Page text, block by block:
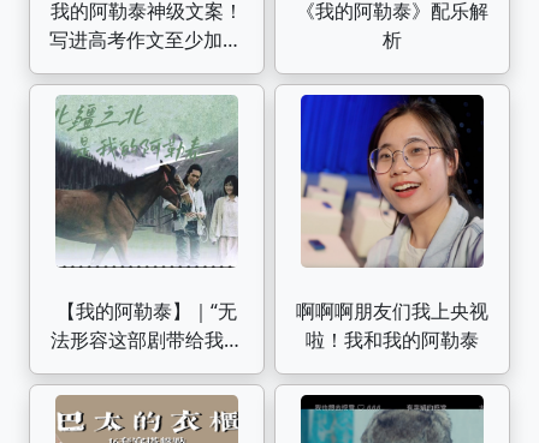
我的阿勒泰神级文案！
写进高考作文至少加10
分【作文纸条】
《我的阿勒泰》配乐解
析
【我的阿勒泰】｜“无
法形容这部剧带给我灵
魂的冲击力有多么震
撼！”
啊啊啊朋友们我上央视
啦！我和我的阿勒泰